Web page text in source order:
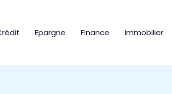
Epargne Finance Immobilier